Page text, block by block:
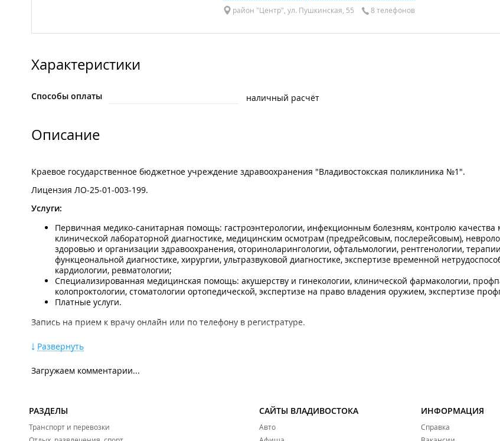
район "Центр", ул. Пушкинская, 55 8 телефонов
Характеристики
Способы оплаты наличный расчёт
Описание
Краевое государственное бюджетное учреждение здравоохранения "Владивостокская поликлиника №1".
Лицензия ЛО-25-01-003-199.
Услуги:
Первичная медико-санитарная помощь: гастроэнтерологии, инфекционным болезням, контролю
клинической лабораторной диагностике, медицинским осмотрам (предрейсовым, послерейсовым),
здоровью и организации здравоохранения, оториноларингологии, офтальмологии, рентгенологии,
функцеональной диагностике, хирургии, ультразвуковой диагностике, экспертизе временной
кардиологии, ревматологии;
Специализированная медицинская помощь: акушерству и гинекологии, клинической фармакологии,
колопроктологии, стоматологии ортопедической, экспертизе на право владения оружием, экспертизе
Платные услуги.
Запись на прием к врачу онлайн или по телефону в регистратуре.
Травмпункт №1
2026 год
2025 год
В Приморье сменили телефон единого кол-центра поликлиник и ещё не отладили звонки.
Развернуть
Загружаем комментарии...
РАЗДЕЛЫ
Транспорт и перевозки
САЙТЫ ВЛАДИВОСТОКА
Авто
ИНФОРМАЦИЯ
Справка